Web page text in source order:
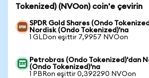
Tokenized) (NVOon) coin'e çevirin
SPDR Gold Shares (Ondo
Nordisk (Ondo Tokenized)'na
1 GLDon eşittir 7,9957 NVOon
Petrobras (Ondo Tokenized)'dan
(Ondo Tokenized)'na
1 PBRon eşittir 0,392290 NVOon